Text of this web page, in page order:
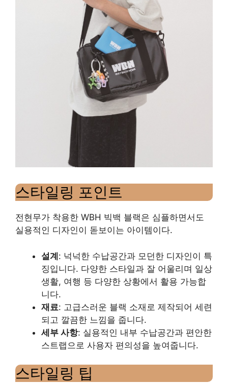
스타일링 포인트
전현무가 착용한 WBH 빅백 블랙은 심플하면서도
실용적인 디자인이 돋보이는 아이템이다.
설계: 넉넉한 수납공간과 모던한 디자인이 특
징입니다. 다양한 스타일과 잘 어울리며 일상
생활, 여행 등 다양한 상황에서 활용 가능합
니다.
재료: 고급스러운 블랙 소재로 제작되어 세련
되고 깔끔한 느낌을 줍니다.
세부 사항: 실용적인 내부 수납공간과 편안한
스트랩으로 사용자 편의성을 높여줍니다.
스타일링 팁